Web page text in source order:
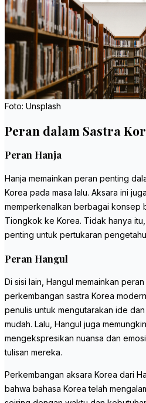
Foto: Unsplash
Peran dalam Sastra
Peran Hanja
Hanja memainkan peran penting
Korea pada masa lalu. Aksara ini
memperkenalkan berbagai konsep
Tiongkok ke Korea. Tidak hanya
penting untuk pertukaran
Peran Hangul
Di sisi lain, Hangul memainkan
perkembangan sastra Korea
penulis untuk mengutarakan ide
mudah. Lalu, Hangul juga
mengekspresikan nuansa dan
tulisan mereka.
Perkembangan aksara Korea dari
bahwa bahasa Korea telah